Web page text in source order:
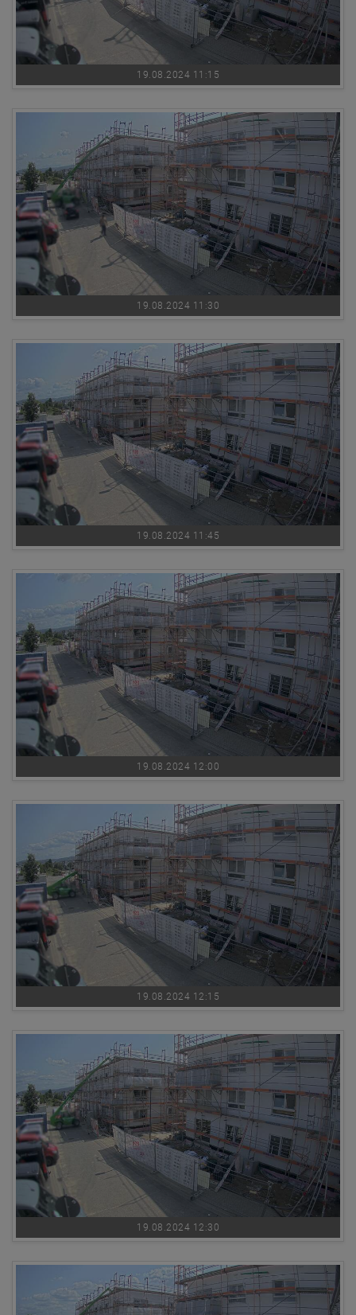
19.08.2024 11:15
19.08.2024 11:30
19.08.2024 11:45
19.08.2024 12:00
19.08.2024 12:15
19.08.2024 12:30